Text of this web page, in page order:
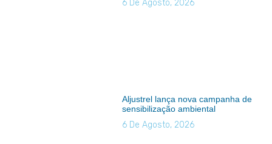
6 De Agosto, 2026
Aljustrel lança nova campanha de
sensibilização ambiental
6 De Agosto, 2026